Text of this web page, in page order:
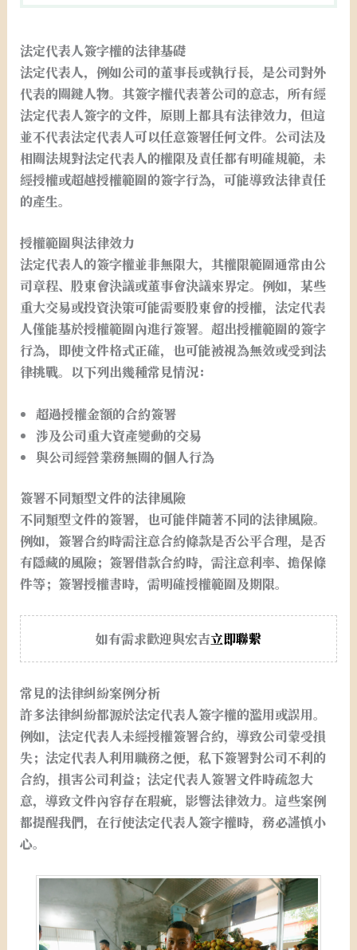
法定代表人簽字權的法律基礎
法定代表人，例如公司的董事長或執行長，是公司對外
代表的關鍵人物。其簽字權代表著公司的意志，所有經
法定代表人簽字的文件，原則上都具有法律效力，但這
並不代表法定代表人可以任意簽署任何文件。公司法及
相關法規對法定代表人的權限及責任都有明確規範，未
經授權或超越授權範圍的簽字行為，可能導致法律責任
的產生。
授權範圍與法律效力
法定代表人的簽字權並非無限大，其權限範圍通常由公
司章程、股東會決議或董事會決議來界定。例如，某些
重大交易或投資決策可能需要股東會的授權，法定代表
人僅能基於授權範圍內進行簽署。超出授權範圍的簽字
行為，即使文件格式正確，也可能被視為無效或受到法
律挑戰。以下列出幾種常見情況：
超過授權金額的合約簽署
涉及公司重大資產變動的交易
與公司經營業務無關的個人行為
簽署不同類型文件的法律風險
不同類型文件的簽署，也可能伴隨著不同的法律風險。
例如，簽署合約時需注意合約條款是否公平合理，是否
有隱藏的風險；簽署借款合約時，需注意利率、擔保條
件等；簽署授權書時，需明確授權範圍及期限。
如有需求歡迎與宏吉立即聯繫
常見的法律糾紛案例分析
許多法律糾紛都源於法定代表人簽字權的濫用或誤用。
例如，法定代表人未經授權簽署合約，導致公司蒙受損
失；法定代表人利用職務之便，私下簽署對公司不利的
合約，損害公司利益；法定代表人簽署文件時疏忽大
意，導致文件內容存在瑕疵，影響法律效力。這些案例
都提醒我們，在行使法定代表人簽字權時，務必謹慎小
心。